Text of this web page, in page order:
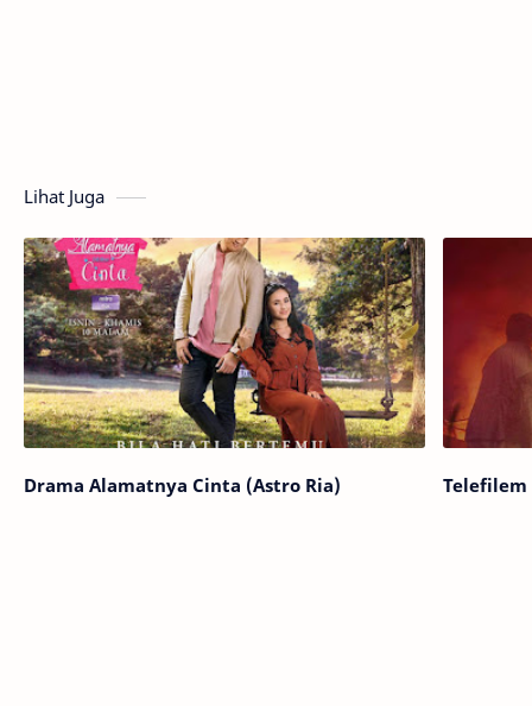
Lihat Juga
Drama Alamatnya Cinta (Astro Ria) Telefilem